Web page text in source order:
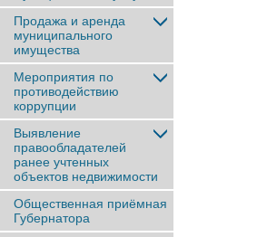
Продажа и аренда
муниципального
имущества
Мероприятия по
противодействию
коррупции
Выявление
правообладателей
ранее учтенныx
объектов недвижимости
Общественная приёмная
Губернатора